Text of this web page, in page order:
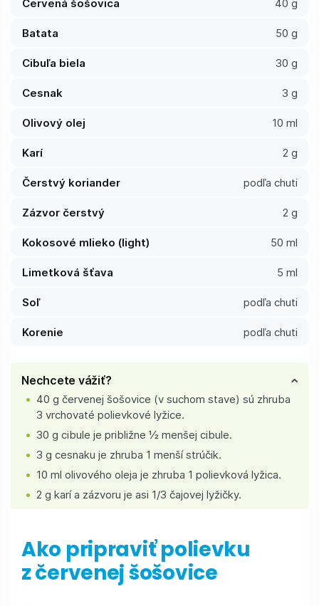
Červená šošovica 40 g
Batata 50 g
Cibuľa biela 30 g
Cesnak 3 g
Olivový olej 10 ml
Karí 2 g
Čerstvý koriander podľa chuti
Zázvor čerstvý 2 g
Kokosové mlieko (light) 50 ml
Limetková šťava 5 ml
Soľ podľa chuti
Korenie podľa chuti
Nechcete vážiť?
40 g červenej šošovice (v suchom stave) sú zhruba
3 vrchovaté polievkové lyžice.
30 g cibule je približne ½ menšej cibule.
3 g cesnaku je zhruba 1 menší strúčik.
10 ml olivového oleja je zhruba 1 polievková lyžica.
2 g karí a zázvoru je asi 1/3 čajovej lyžičky.
Ako pripraviť polievku
z červenej šošovice